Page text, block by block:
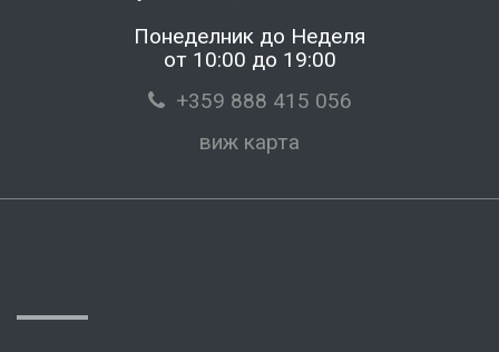
Понеделник до Неделя
от 10:00 до 19:00
+359 888 415 056
виж карта